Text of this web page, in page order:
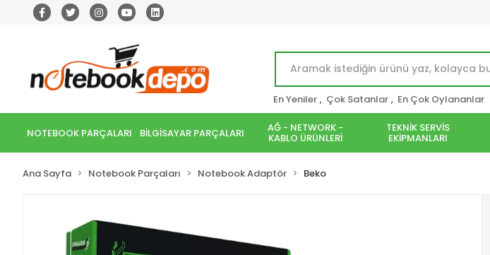
En Yeniler , Çok Satanlar , En Çok Oylananlar
NOTEBOOK PARÇALARI BİLGİSAYAR PARÇALARI AĞ - NETWORK -
KABLO ÜRÜNLERİ
TEKNİK SERVİS
EKİPMANLARI
Ana Sayfa Notebook Parçaları Notebook Adaptör Beko